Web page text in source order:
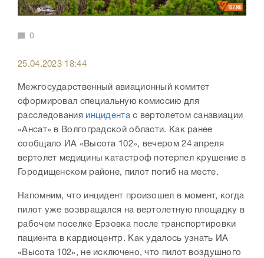
0
25.04.2023 18:44
Межгосударственный авиационный комитет
сформировал специальную комиссию для
расследования инцидентас вертолетом санавиации
«Ансат» в Волгоградской области. Как ранее
сообщало ИА «Высота 102», вечером 24 апреля
вертолет медицины катастроф потерпел крушение в
Городищенском районе, пилот погиб на месте.
Напомним, что инцидент произошел в момент, когда
пилот уже возвращался на вертолетную площадку в
рабочем поселке Ерзовка после транспортировки
пациента в кардиоцентр. Как удалось узнать ИА
«Высота 102», не исключено, что пилот воздушного